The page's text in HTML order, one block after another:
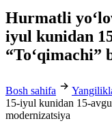
Hurmatli
iyul kunidan
“To‘qimachi”
Bosh sahifa
15-iyul kunidan 15-
modernizatsiya